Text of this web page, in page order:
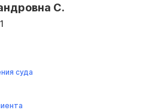
С.
суда